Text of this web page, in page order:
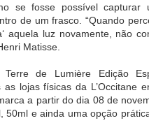
se fosse possível capturar
de um frasco. “Quando
aquela luz novamente, não
Matisse.
de Lumière Edição
lojas físicas da L’Occitane
a partir do dia 08 de
50ml e ainda uma opção